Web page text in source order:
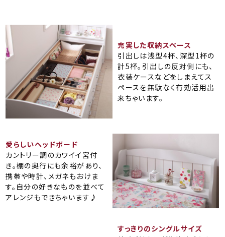
充実した収納スペース
引出しは浅型4杯、深型1杯の
計5杯。引出しの反対側にも、
衣装ケースなどをしまえてス
ペースを無駄なく有効活用出
来ちゃいます。
愛らしいヘッドボード
カントリー調のカワイイ宮付
き。棚の奥行にも余裕があり、
携帯や時計、メガネもおけま
す。自分の好きなものを並べて
アレンジもできちゃいます♪
すっきりのシングルサイズ